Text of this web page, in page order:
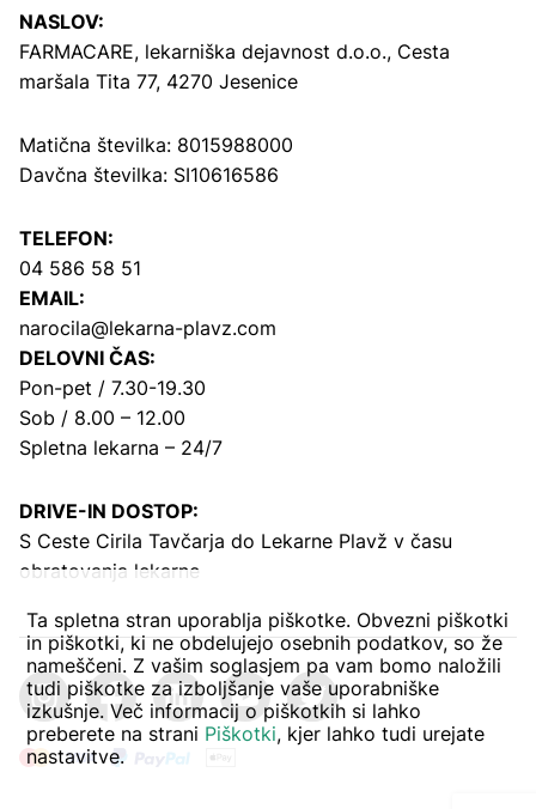
NASLOV:
FARMACARE, lekarniška dejavnost d.o.o., Cesta
maršala Tita 77, 4270 Jesenice
Matična številka: 8015988000
Davčna številka: SI10616586
TELEFON:
04 586 58 51
EMAIL:
narocila@lekarna-plavz.com
DELOVNI ČAS:
Pon-pet / 7.30-19.30
Sob / 8.00 – 12.00
Spletna lekarna – 24/7
DRIVE-IN DOSTOP:
S Ceste Cirila Tavčarja do Lekarne Plavž v času
obratovanja lekarne
Ta spletna stran uporablja piškotke. Obvezni piškotki
in piškotki, ki ne obdelujejo osebnih podatkov, so že
nameščeni. Z vašim soglasjem pa vam bomo naložili
tudi piškotke za izboljšanje vaše uporabniške
izkušnje. Več informacij o piškotkih si lahko
preberete na strani Piškotki, kjer lahko tudi urejate
nastavitve.